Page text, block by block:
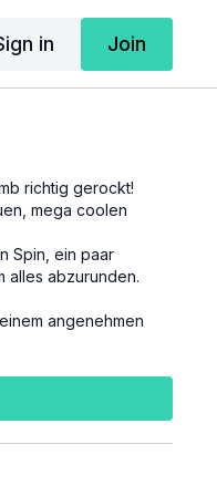
in Join
richtig gerockt!
mega coolen
alles abzurunden.
angenehmen
und dabei jede
Wenn du